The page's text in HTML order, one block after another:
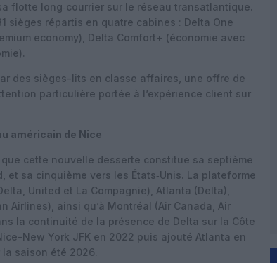
flotte long‑courrier sur le réseau transatlantique.
sièges répartis en quatre cabines : Delta One
economy), Delta Comfort+ (économie avec
des sièges-lits en classe affaires, une offre de
particulière portée à l’expérience client sur
américain de Nice
cette nouvelle desserte constitue sa septième
et sa cinquième vers les États‑Unis. La plateforme
United et La Compagnie), Atlanta (Delta),
Airlines), ainsi qu’à Montréal (Air Canada, Air
la continuité de la présence de Delta sur la Côte
York JFK en 2022 puis ajouté Atlanta en
la saison été 2026.